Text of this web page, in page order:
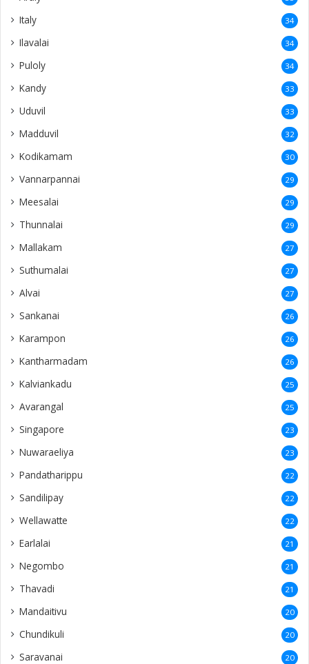
Italy 34
Ilavalai 34
Puloly 34
Kandy 33
Uduvil 33
Madduvil 32
Kodikamam 30
Vannarpannai 29
Meesalai 29
Thunnalai 29
Mallakam 27
Suthumalai 27
Alvai 27
Sankanai 26
Karampon 26
Kantharmadam 26
Kalviankadu 25
Avarangal 25
Singapore 23
Nuwaraeliya 23
Pandatharippu 22
Sandilipay 22
Wellawatte 22
Earlalai 21
Negombo 21
Thavadi 21
Mandaitivu 20
Chundikuli 20
Saravanai 20